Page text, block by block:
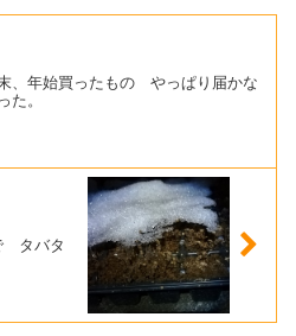
、年始買ったもの やっぱり届かな
た。
タバタ